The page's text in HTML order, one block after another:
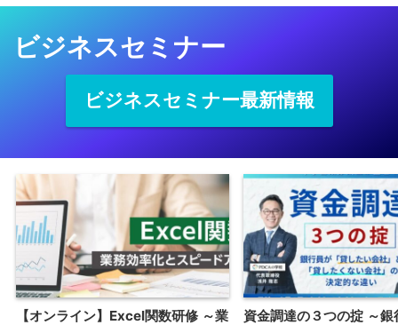
ビジネスセミナー
ビジネスセミナー最新情報
【オンライン】Excel関数研修 ～業
資金調達の３つの掟 ～銀